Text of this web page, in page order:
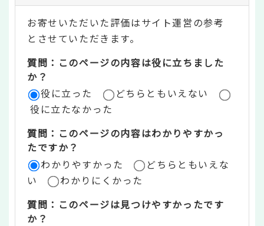
テ
ン
ツ
評
価
リ
ア
お寄せいただいた評価はサイト運営の参考
とさせていただきます。
質問：このページの内容は役に立ちました
か？
役に立った
どちらともいえない
役に立たなかった
質問：このページの内容はわかりやすかっ
たですか？
わかりやすかった
どちらともいえな
い
わかりにくかった
質問：このページは見つけやすかったです
か？